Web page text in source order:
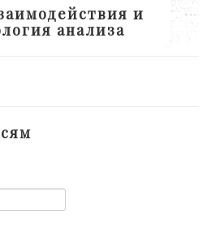
и
анализа